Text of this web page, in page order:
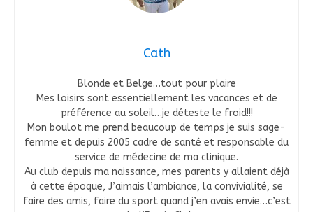
Cath
Blonde et Belge…tout pour plaire
Mes loisirs sont essentiellement les vacances et de
préférence au soleil…je déteste le froid!!!
Mon boulot me prend beaucoup de temps je suis sage-
femme et depuis 2005 cadre de santé et responsable du
service de médecine de ma clinique.
Au club depuis ma naissance, mes parents y allaient déjà
à cette époque, J’aimais l’ambiance, la convivialité, se
faire des amis, faire du sport quand j’en avais envie…c’est